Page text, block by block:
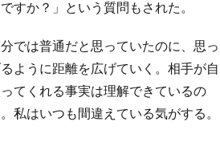
すか？」という質問もされた。
では普通だと思っていたのに、思っ
ように距離を広げていく。相手が自
てくれる事実は理解できているの
私はいつも間違えている気がする。